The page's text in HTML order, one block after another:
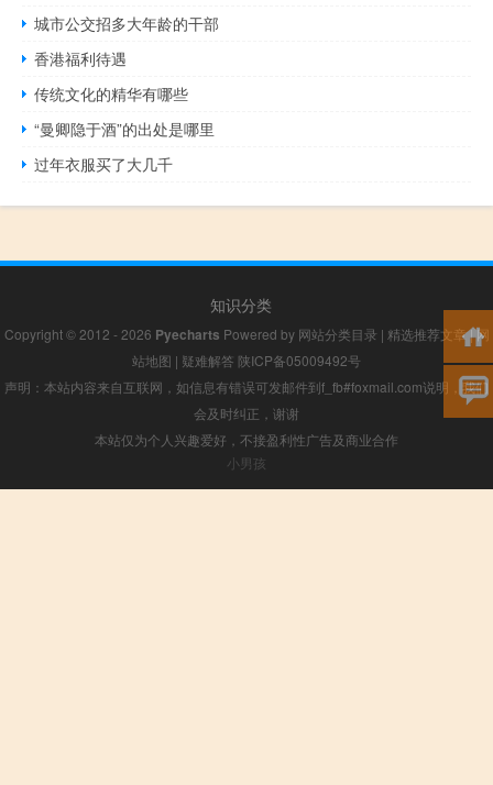
城市公交招多大年龄的干部
香港福利待遇
传统文化的精华有哪些
“曼卿隐于酒”的出处是哪里
过年衣服买了大几千
知识分类
Copyright © 2012 - 2026 Pyecharts Powered by 网站分类目录 | 精选推荐文章|网
站地图 | 疑难解答 陕ICP备05009492号
声明：本站内容来自互联网，如信息有错误可发邮件到f_fb#foxmail.com说明，我们
会及时纠正，谢谢
本站仅为个人兴趣爱好，不接盈利性广告及商业合作
小男孩